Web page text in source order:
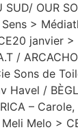
OUR
>
janvier
/
Sons de
Havel /
–
Melo >